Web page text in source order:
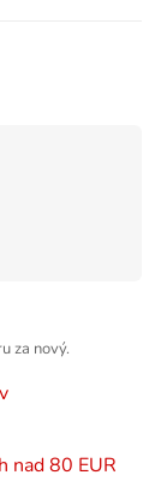
za nový.
nad 80 EUR